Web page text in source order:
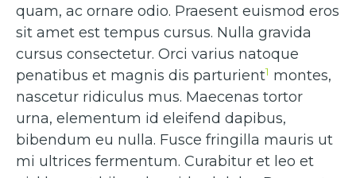
quam, ac ornare odio. Praesent euismod eros
sit amet est tempus cursus. Nulla gravida
cursus consectetur. Orci varius natoque
penatibus et magnis dis parturient1 montes,
nascetur ridiculus mus. Maecenas tortor
urna, elementum id eleifend dapibus,
bibendum eu nulla. Fusce fringilla mauris ut
mi ultrices fermentum. Curabitur et leo et